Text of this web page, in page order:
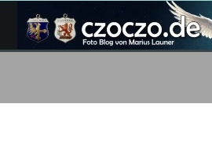
Inhalt
springen